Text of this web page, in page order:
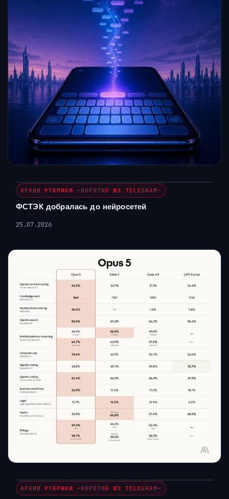
АРХИВ РУБРИКИ ~КОРОТКО ИЗ TELEGRAM~
ФСТЭК добралась до нейросетей
25.07.2026
АРХИВ РУБРИКИ ~КОРОТКО ИЗ TELEGRAM~